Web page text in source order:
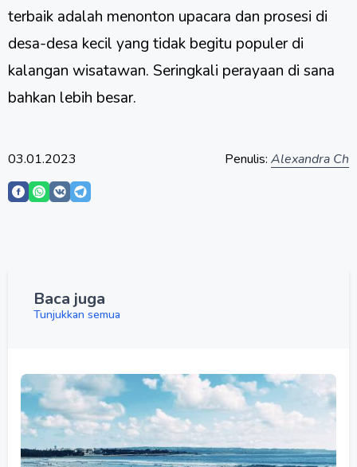
terbaik adalah menonton upacara dan prosesi di
desa-desa kecil yang tidak begitu populer di
kalangan wisatawan. Seringkali perayaan di sana
bahkan lebih besar.
03.01.2023 Penulis: Alexandra Ch
Baca juga
Tunjukkan semua